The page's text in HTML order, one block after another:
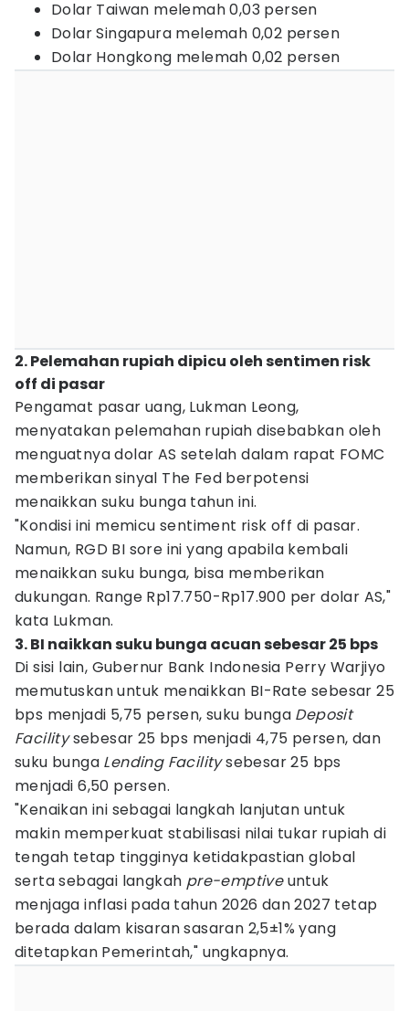
Dolar Taiwan melemah 0,03 persen
Dolar Singapura melemah 0,02 persen
Dolar Hongkong melemah 0,02 persen
2. Pelemahan rupiah dipicu oleh sentimen risk
off di pasar
Pengamat pasar uang, Lukman Leong,
menyatakan pelemahan rupiah disebabkan oleh
menguatnya dolar AS setelah dalam rapat FOMC
memberikan sinyal The Fed berpotensi
menaikkan suku bunga tahun ini.
"Kondisi ini memicu sentiment risk off di pasar.
Namun, RGD BI sore ini yang apabila kembali
menaikkan suku bunga, bisa memberikan
dukungan. Range Rp17.750-Rp17.900 per dolar AS,"
kata Lukman.
3. BI naikkan suku bunga acuan sebesar 25 bps
Di sisi lain, Gubernur Bank Indonesia Perry Warjiyo
memutuskan untuk menaikkan BI-Rate sebesar 25
bps menjadi 5,75 persen, suku bunga Deposit
Facilitysebesar 25 bps menjadi 4,75 persen, dan
suku bunga Lending Facilitysebesar 25 bps
menjadi 6,50 persen.
"Kenaikan ini sebagai langkah lanjutan untuk
makin memperkuat stabilisasi nilai tukar rupiah di
tengah tetap tingginya ketidakpastian global
serta sebagai langkah pre-emptiveuntuk
menjaga inflasi pada tahun 2026 dan 2027 tetap
berada dalam kisaran sasaran 2,5±1% yang
ditetapkan Pemerintah," ungkapnya.